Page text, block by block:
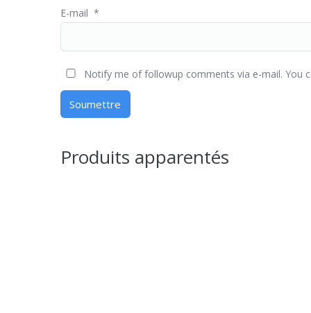
E-mail *
Notify me of followup comments via e-mail. You
Produits apparentés